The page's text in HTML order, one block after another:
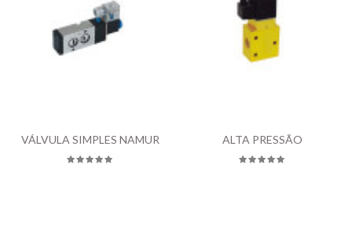
VÁLVULA SIMPLES NAMUR ALTA PRESSÃO